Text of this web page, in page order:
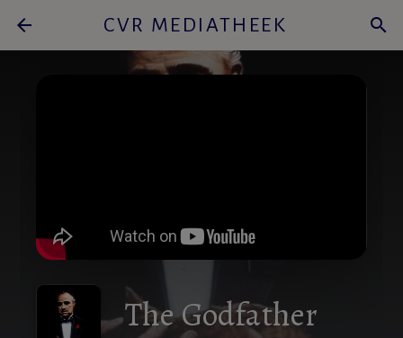
arrow_back CVR MEDIATHEEK search
The Godfather